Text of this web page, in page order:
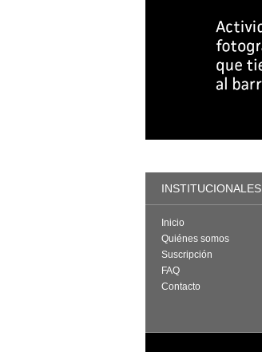
INSTITUCIONALES
Inicio
Quiénes somos
Suscripción
FAQ
Contacto